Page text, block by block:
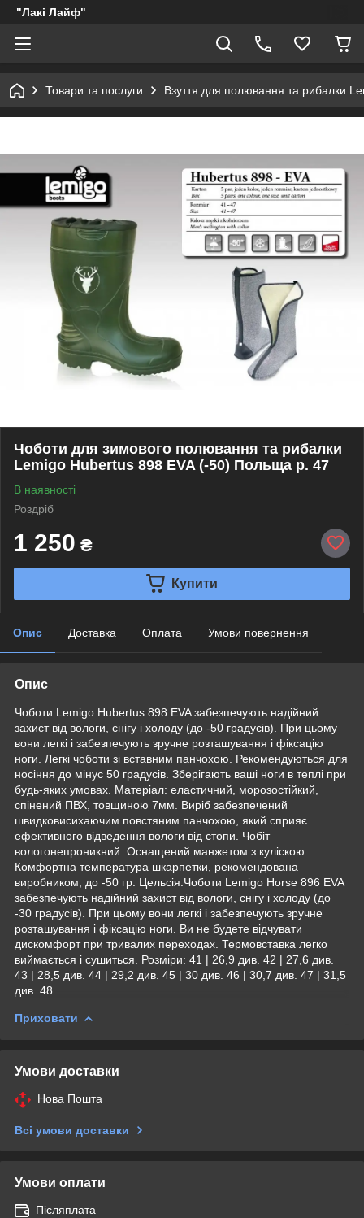
"Лакі Лайф"
Товари та послуги Взуття для полювання та рибалки
Чоботи для зимового полювання та рибалки
Lemigo Hubertus 898 EVA (-50) Польща р. 47
В наявності
Роздріб
1 250 ₴
Купити
Опис Доставка Оплата Умови повернення
Опис
Чоботи Lemigo Hubertus 898 EVA забезпечують надійний
захист від вологи, снігу і холоду (до -50 градусів). При цьому
вони легкі і забезпечують зручне розташування і фіксацію
ноги. Легкі чоботи зі вставним панчохою. Рекомендуються для
носіння до мінус 50 градусів. Зберігають ваші ноги в теплі при
будь-яких умовах. Матеріал: еластичний, морозостійкий,
спінений ПВХ, товщиною 7мм. Виріб забезпечений
швидковисихаючим повстяним панчохою, який сприяє
ефективного відведення вологи від стопи. Чобіт
вологонепроникний. Оснащений манжетом з куліскою.
Комфортна температура шкарпетки, рекомендована
виробником, до -50 гр. Цельсія.Чоботи Lemigo Horse 896 EVA
забезпечують надійний захист від вологи, снігу і холоду (до
-30 градусів). При цьому вони легкі і забезпечують зручне
розташування і фіксацію ноги. Ви не будете відчувати
дискомфорт при тривалих переходах. Термовставка легко
виймається і сушиться. Розміри: 41 | 26,9 див. 42 | 27,6 див.
43 | 28,5 див. 44 | 29,2 див. 45 | 30 див. 46 | 30,7 див. 47 | 31,5
див. 48
Приховати
Умови доставки
Нова Пошта
Всі умови доставки
Умови оплати
Післяплата